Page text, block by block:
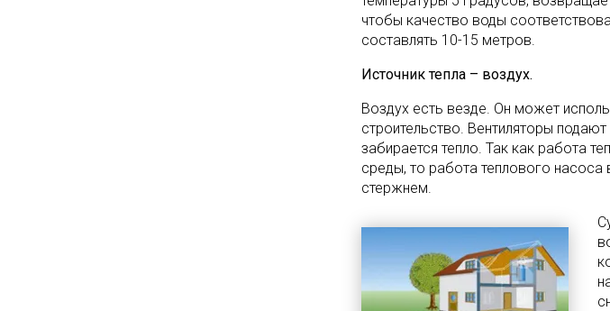
чтобы качество воды
составлять 10-15 метров.
Источник тепла – воздух.
Воздух есть везде. Он может
строительство. Вентиляторы
забирается тепло. Так как работа
среды, то работа теплового
стержнем.